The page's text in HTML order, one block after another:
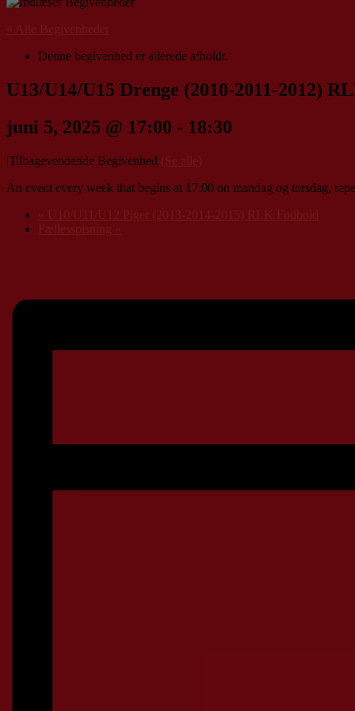
Denne begivenhed er allerede afholdt.
U13/U14/U15 Drenge (2010-2011-2012)
juni 5, 2025 @ 17:00 - 18:30
|Tilbagevendende Begivenhed
An event every week that begins at 17:00 on mandag og torsdag,